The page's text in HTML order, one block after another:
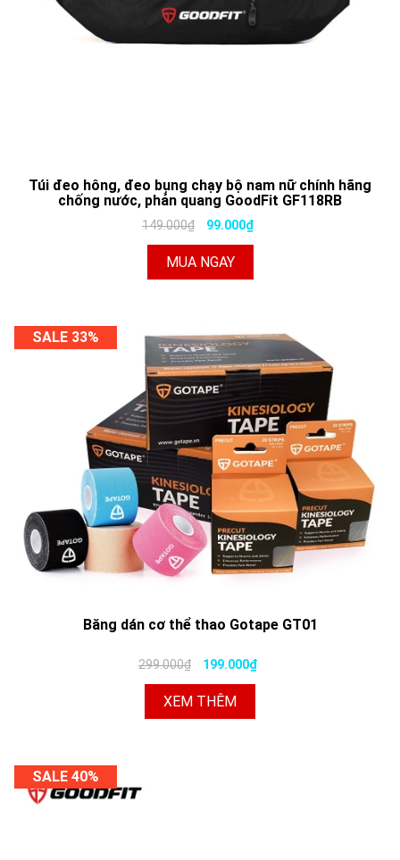
Túi đeo hông, đeo bụng chạy bộ nam nữ chính hãng
chống nước, phản quang GoodFit GF118RB
149.000₫ 99.000₫
MUA NGAY
SALE 33%
Băng dán cơ thể thao Gotape GT01
299.000₫ 199.000₫
XEM THÊM
SALE 40%